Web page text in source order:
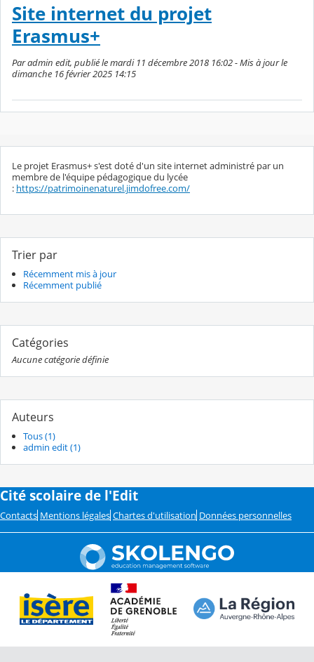
Site internet du projet
Erasmus+
Par admin edit, publié le mardi 11 décembre 2018 16:02 - Mis à jour le
dimanche 16 février 2025 14:15
Le projet Erasmus+ s'est doté d'un site internet administré par un
membre de l'équipe pédagogique du lycée
: https://patrimoinenaturel.jimdofree.com/
Trier par
Récemment mis à jour
Récemment publié
Catégories
Aucune catégorie définie
Auteurs
Tous (1)
admin edit (1)
Cité scolaire de l'Edit
Contacts Mentions légales Chartes d'utilisation Données personnelles